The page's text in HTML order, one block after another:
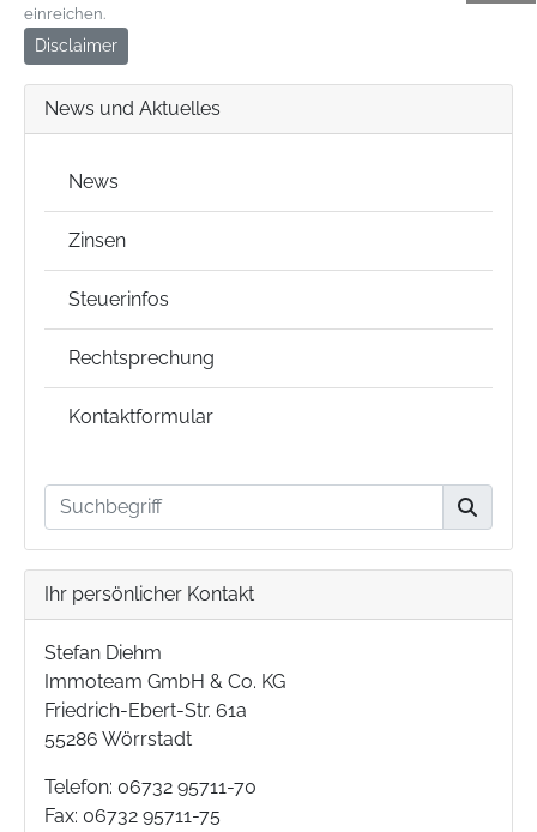
einreichen.
Disclaimer
News und Aktuelles
News
Zinsen
Steuerinfos
Rechtsprechung
Kontaktformular
Ihr persönlicher Kontakt
Stefan Diehm
Immoteam GmbH & Co. KG
Friedrich-Ebert-Str. 61a
55286 Wörrstadt
Telefon: 06732 95711-70
Fax: 06732 95711-75